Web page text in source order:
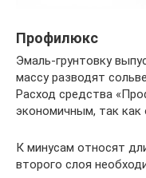
Профилюкс
Эмаль-грунтовку
массу разводят
Расход средства
экономичным, так как
К минусам относят
второго слоя